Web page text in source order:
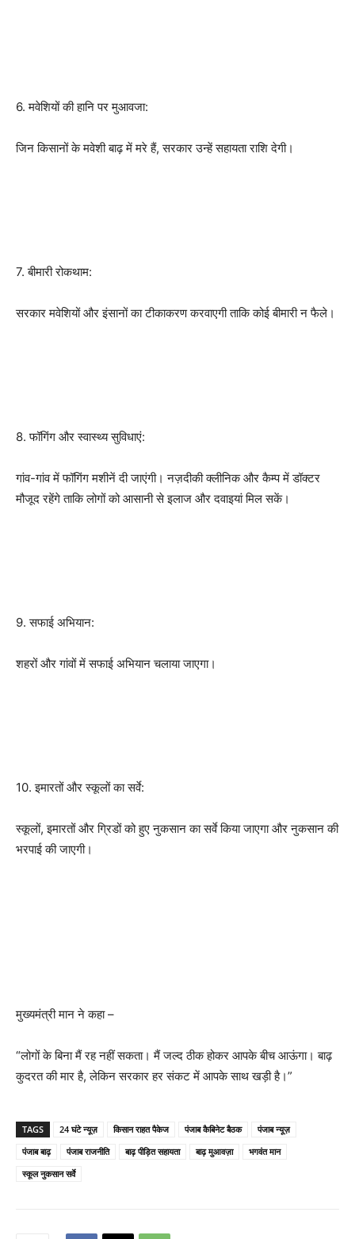
6. मवेशियों की हानि पर मुआवजा:
जिन किसानों के मवेशी बाढ़ में मरे हैं, सरकार उन्हें सहायता राशि देगी।
7. बीमारी रोकथाम:
सरकार मवेशियों और इंसानों का टीकाकरण करवाएगी ताकि कोई बीमारी न फैले।
8. फॉगिंग और स्वास्थ्य सुविधाएं:
गांव-गांव में फॉगिंग मशीनें दी जाएंगी। नज़दीकी क्लीनिक और कैम्प में डॉक्टर
मौजूद रहेंगे ताकि लोगों को आसानी से इलाज और दवाइयां मिल सकें।
9. सफाई अभियान:
शहरों और गांवों में सफाई अभियान चलाया जाएगा।
10. इमारतों और स्कूलों का सर्वे:
स्कूलों, इमारतों और ग्रिडों को हुए नुकसान का सर्वे किया जाएगा और नुकसान की
भरपाई की जाएगी।
मुख्यमंत्री मान ने कहा –
“लोगों के बिना मैं रह नहीं सकता। मैं जल्द ठीक होकर आपके बीच आऊंगा। बाढ़
कुदरत की मार है, लेकिन सरकार हर संकट में आपके साथ खड़ी है।”
TAGS 24 घंटे न्यूज़ किसान राहत पैकेज पंजाब कैबिनेट बैठक
पंजाब न्यूज़
पंजाब बाढ़
पंजाब राजनीति बाढ़ पीड़ित सहायता बाढ़ मुआवज़ा
भगवंत मान
स्कूल नुकसान सर्वे